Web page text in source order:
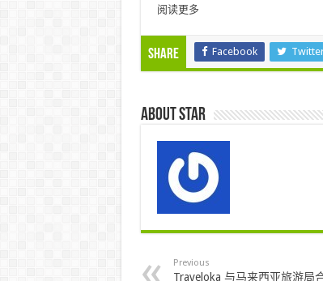
阅读更多
Share Facebook
About star
Previous
Traveloka 与马来西亚旅游局